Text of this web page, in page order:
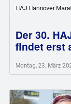
HAJ Hannover
Der 30.
findet erst
Montag, 23. März